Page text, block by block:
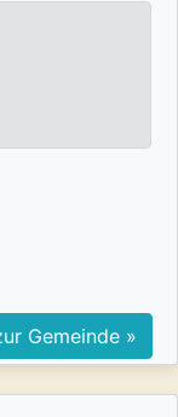
Gemeinde »